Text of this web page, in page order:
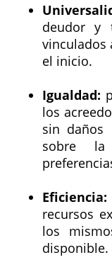
deudor y
vinculados
el inicio.
Igualdad:
los
sin daños
sobre
Eficiencia:
recursos
los
disponible.